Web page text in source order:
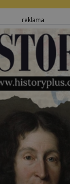
reklama